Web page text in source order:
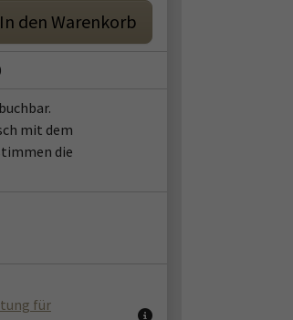
In den Warenkorb
mit dem
die
für